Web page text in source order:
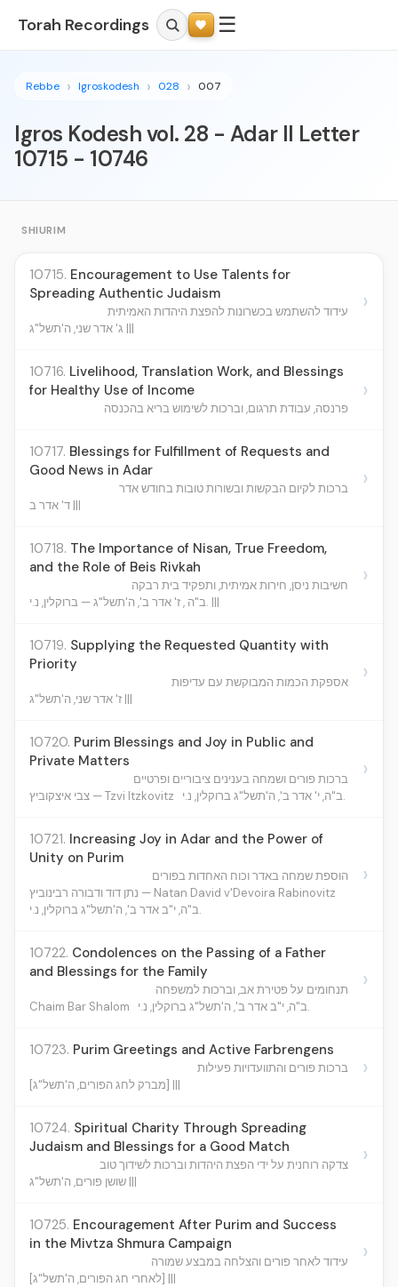
Torah Recordings ☰
Rebbe Igroskodesh 028 007
Igros Kodesh vol. 28 - Adar II Letter
10715 - 10746
SHIURIM
10715. Encouragement to Use Talents for
Spreading Authentic Judaism
עידוד להשתמש בכשרונות להפצת היהדות האמיתית
ג' אדר שני, ה'תשל"ג |||
›
10716. Livelihood, Translation Work, and Blessings
for Healthy Use of Income
פרנסה, עבודת תרגום, וברכות לשימוש בריא בהכנסה
›
10717. Blessings for Fulfillment of Requests and
Good News in Adar
ברכות לקיום הבקשות ובשורות טובות בחודש אדר
ד' אדר ב |||
›
10718. The Importance of Nisan, True Freedom,
and the Role of Beis Rivkah
חשיבות ניסן, חירות אמיתית, ותפקיד בית רבקה
ב"ה , ז' אדר ב', ה'תשל"ג — ברוקלין, נ.י. |||
›
10719. Supplying the Requested Quantity with
Priority
אספקת הכמות המבוקשת עם עדיפות
ז' אדר שני, ה'תשל"ג |||
›
10720. Purim Blessings and Joy in Public and
Private Matters
ברכות פורים ושמחה בענינים ציבוריים ופרטיים
צבי איצקוביץ — Tzvi Itzkovitz
ב"ה, י' אדר ב', ה'תשל"ג ברוקלין, נ.י.
›
10721. Increasing Joy in Adar and the Power of
Unity on Purim
הוספת שמחה באדר וכוח האחדות בפורים
נתן דוד ודבורה רבינוביץ — Natan David v'Devoira Rabinovitz
ב"ה, י"ב אדר ב', ה'תשל"ג ברוקלין, נ.י.
›
10722. Condolences on the Passing of a Father
and Blessings for the Family
תנחומים על פטירת אב, וברכות למשפחה
Chaim Bar Shalom
ב"ה, י"ב אדר ב', ה'תשל"ג ברוקלין, נ.י.
›
10723. Purim Greetings and Active Farbrengens
ברכות פורים והתוועדויות פעילות
[מברק לחג הפורים, ה'תשל"ג] |||
›
10724. Spiritual Charity Through Spreading
Judaism and Blessings for a Good Match
צדקה רוחנית על ידי הפצת היהדות וברכות לשידוך טוב
שושן פורים, ה'תשל"ג |||
›
10725. Encouragement After Purim and Success
in the Mivtza Shmura Campaign
עידוד לאחר פורים והצלחה במבצע שמורה
[לאחרי חג הפורים, ה'תשל"ג] |||
›